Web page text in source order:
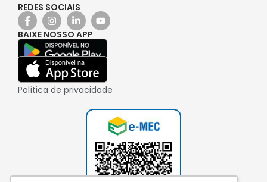
REDES SOCIAIS
BAIXE NOSSO APP
Política de privacidade